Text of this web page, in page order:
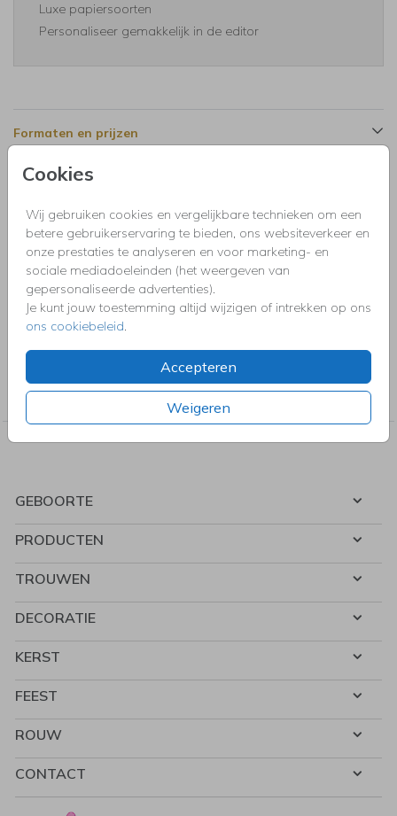
Cookies
Wij gebruiken cookies en vergelijkbare technieken om een
betere gebruikerservaring te bieden, ons websiteverkeer en
onze prestaties te analyseren en voor marketing- en
sociale mediadoeleinden (het weergeven van
gepersonaliseerde advertenties).
Je kunt jouw toestemming altijd wijzigen of intrekken op ons
ons cookiebeleid.
Accepteren
Weigeren
Luxe papiersoorten
Personaliseer gemakkelijk in de editor
Formaten en prijzen
Productinformatie
Omschrijving
Tuinfeest BBQ uitnodiging verjaardag met kraft look, zwart
wit tekst en slinger.
Collectie
Uitnodigingen kinderfeestje, doopfeest, babyshower,
communie, geslaagd, high tea, housewarming, jubileum,
kerstdiner, pensioen, save the dat, tuinfeest, BBQ of verjaardag.
GEBOORTE
PRODUCTEN
TROUWEN
DECORATIE
KERST
FEEST
ROUW
CONTACT